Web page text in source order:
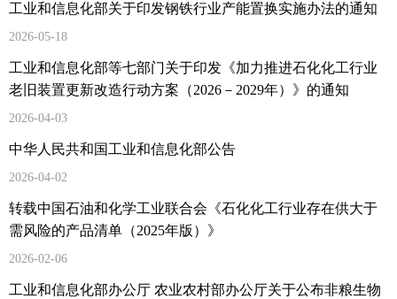
工业和信息化部关于印发钢铁行业产能置换实施办法的通知
2026-05-18
工业和信息化部等七部门关于印发《加力推进石化化工行业
老旧装置更新改造行动方案（2026－2029年）》的通知
2026-04-03
中华人民共和国工业和信息化部公告
2026-04-02
转载中国石油和化学工业联合会《石化化工行业存在供大于
需风险的产品清单（2025年版）》
2026-02-06
工业和信息化部办公厅 农业农村部办公厅关于公布非粮生物